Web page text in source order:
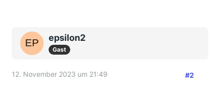
epsilon2
Gast
12. November 2023 um 21:49 #2